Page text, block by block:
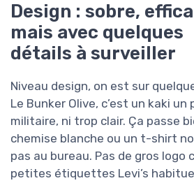
Design : sobre,
mais avec quelques
détails à surveiller
Niveau design, on est sur
Le Bunker Olive, c’est un kaki
militaire, ni trop clair. Ça passe
chemise blanche ou un t-shirt
pas au bureau. Pas de gros logo
petites étiquettes Levi’s